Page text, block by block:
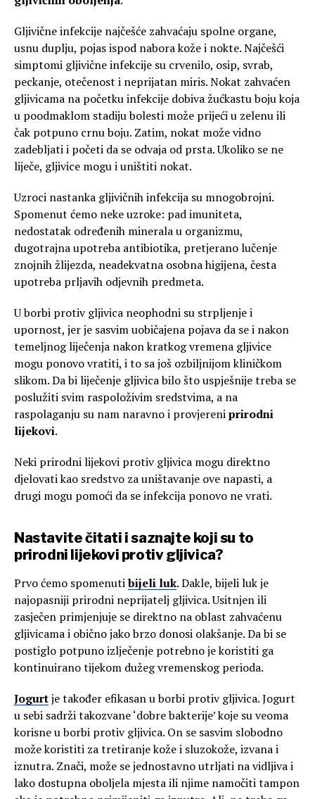
Gljivične infekcije najčešće zahvaćaju spolne organe,
usnu duplju, pojas ispod nabora kože i nokte. Najčešći
simptomi gljivične infekcije su crvenilo, osip, svrab,
peckanje, otečenost i neprijatan miris. Nokat zahvaćen
gljivicama na početku infekcije dobiva žućkastu boju koja
u poodmaklom stadiju bolesti može prijeći u zelenu ili
čak potpuno crnu boju. Zatim, nokat može vidno
zadebljati i početi da se odvaja od prsta. Ukoliko se ne
liječe, gljivice mogu i uništiti nokat.
Uzroci nastanka gljivičnih infekcija su mnogobrojni.
Spomenut ćemo neke uzroke: pad imuniteta,
nedostatak određenih minerala u organizmu,
dugotrajna upotreba antibiotika, pretjerano lučenje
znojnih žlijezda, neadekvatna osobna higijena, česta
upotreba prljavih odjevnih predmeta.
U borbi protiv gljivica neophodni su strpljenje i
upornost, jer je sasvim uobičajena pojava da se i nakon
temeljnog liječenja nakon kratkog vremena gljivice
mogu ponovo vratiti, i to sa još ozbiljnijom kliničkom
slikom. Da bi liječenje gljivica bilo što uspješnije treba se
poslužiti svim raspoloživim sredstvima, a na
raspolaganju su nam naravno i provjereniprirodni
lijekovi.
Neki prirodni lijekovi protiv gljivica mogu direktno
djelovati kao sredstvo za uništavanje ove napasti, a
drugi mogu pomoći da se infekcija ponovo ne vrati.
Nastavite čitati i saznajte koji su to
prirodni lijekovi protiv gljivica?
Prvo ćemo spomenutibijeli luk. Dakle, bijeli luk je
najopasniji prirodni neprijatelj gljivica. Usitnjen ili
zasječen primjenjuje se direktno na oblast zahvaćenu
gljivicama i obično jako brzo donosi olakšanje. Da bi se
postiglo potpuno izlječenje potrebno je koristiti ga
kontinuirano tijekom dužeg vremenskog perioda.
Jogurtje također efikasan u borbi protiv gljivica. Jogurt
u sebi sadrži takozvane ‘dobre bakterije’ koje su veoma
korisne u borbi protiv gljivica. On se sasvim slobodno
može koristiti za tretiranje kože i sluzokože, izvana i
iznutra. Znači, može se jednostavno utrljati na vidljiva i
lako dostupna oboljela mjesta ili njime namočiti tampon